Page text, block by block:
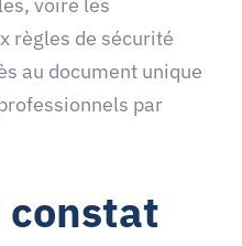
voire les
règles de sécurité
au document unique
par
constat